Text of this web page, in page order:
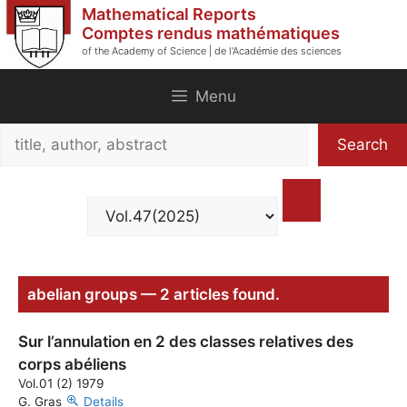
Skip
to
content
Mathematical Reports
Comptes rendus mathématiques
of the Academy of Science | de l'Académie des sciences
Menu
Search
Search
abelian groups — 2 articles found.
Sur l’annulation en 2 des classes relatives des
corps abéliens
Vol.01 (2) 1979
G. Gras
Details